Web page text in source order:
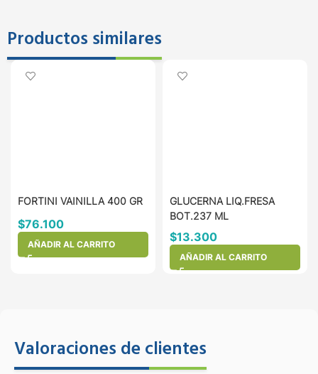
Productos similares
FORTINI VAINILLA 400 GR
$76.100
AÑADIR AL CARRITO
GLUCERNA LIQ.FRESA
BOT.237 ML
$13.300
AÑADIR AL CARRITO
Valoraciones de clientes